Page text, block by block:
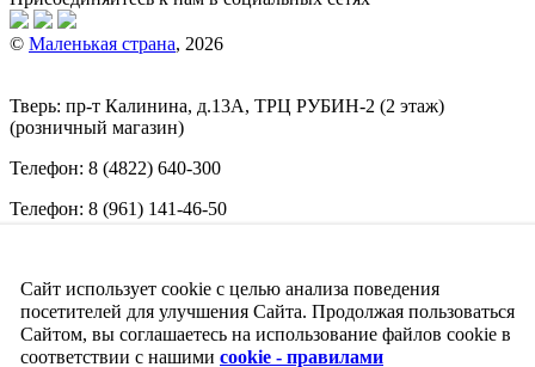
© Маленькая страна, 2026
Тверь: пр-т Калинина, д.13А, ТРЦ РУБИН-2 (2 этаж)
(розничный магазин)
Телефон: 8 (4822) 640-300
Телефон: 8 (961) 141-46-50
Обращаем ваше внимание на то, что вся информация
(включая цены) на этом интернет-сайте носит исключительно
информационный характер и ни при каких условиях не
является публичной офертой, определяемой положениями
Сайт использует cookie с целью анализа поведения
посетителей для улучшения Сайта. Продолжая пользоваться
Сайтом, вы соглашаетесь на использование файлов cookie в
соответствии с нашими cookie - правилами